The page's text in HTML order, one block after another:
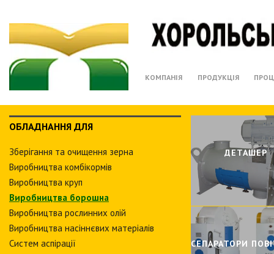
КОМПАНІЯ ПРОДУКЦІЯ
ОБЛАДНАННЯ ДЛЯ
Зберiгання та очищення зерна
Виробництва комбiкормiв
Виробництва круп
Виробництва борошна
Виробництва рослинних олiй
Виробництва насіннєвих матеріалів
Систем аспiрацiї
ДЕТАШЕР
СЕПАРАТОРИ